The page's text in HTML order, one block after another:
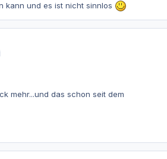
kann und es ist nicht sinnlos
mehr...und das schon seit dem